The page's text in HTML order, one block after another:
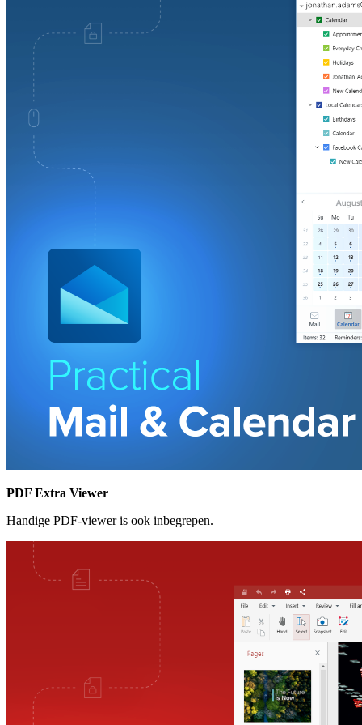
PDF Extra Viewer
Handige PDF-viewer is ook inbegrepen.